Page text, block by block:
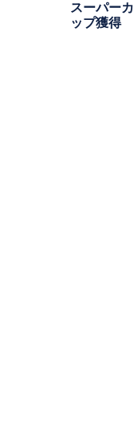
スーパーカ
ップ獲得